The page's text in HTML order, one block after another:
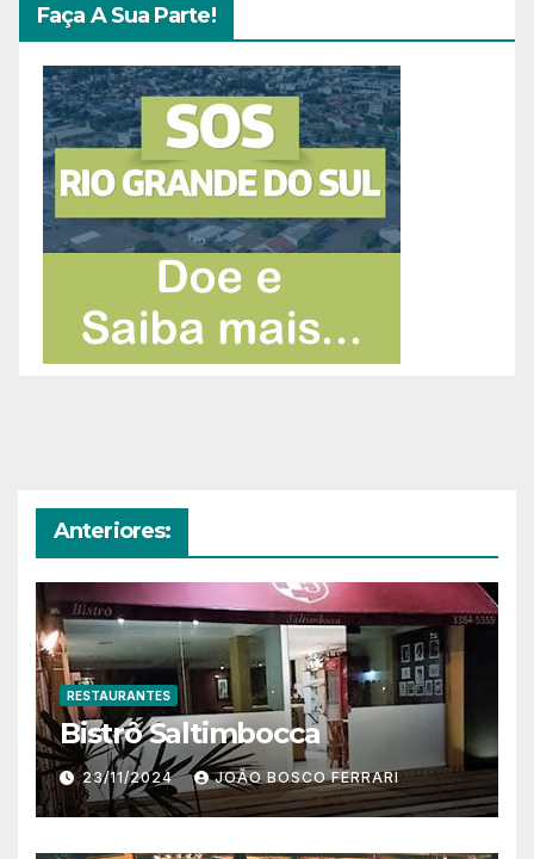
Faça A Sua Parte!
Anteriores:
RESTAURANTES
Bistrô Saltimbocca
23/11/2024 JOÃO BOSCO FERRARI